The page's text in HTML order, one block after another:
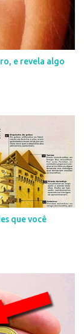
e revela algo
que você